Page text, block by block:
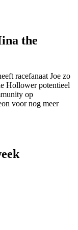
the
racefanaat Joe zo
Hollower potentieel
op
voor nog meer